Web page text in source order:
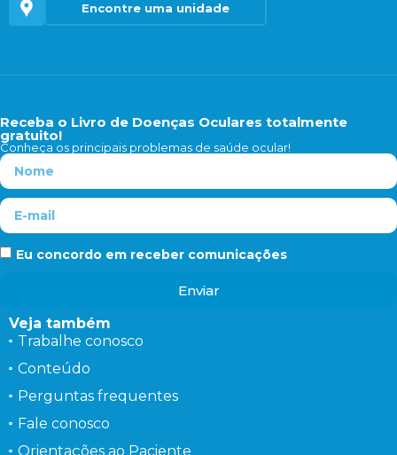
Encontre uma unidade
Receba o Livro de Doenças Oculares totalmente
gratuito!
Conheça os principais problemas de saúde ocular!
Eu concordo em receber comunicações
Enviar
Veja também
Trabalhe conosco
Conteúdo
Perguntas frequentes
Fale conosco
Orientações ao Paciente